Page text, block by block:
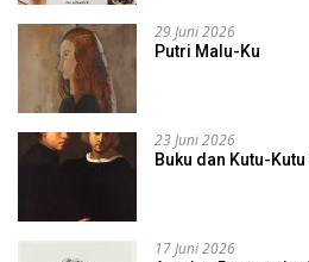
29 Juni 2026
Putri Malu-Ku
23 Juni 2026
Buku dan Kutu-Kutu
17 Juni 2026